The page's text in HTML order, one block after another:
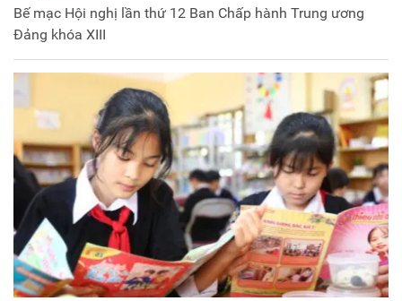
Bế mạc Hội nghị lần thứ 12 Ban Chấp hành Trung ương
Đảng khóa XIII